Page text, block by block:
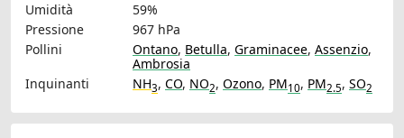
Umidità
59%
Pressione
967 hPa
Pollini
Ontano, Betulla, Graminacee, Assenzio,
Ambrosia
Inquinanti
NH3, CO, NO2, Ozono, PM10, PM2.5, SO2